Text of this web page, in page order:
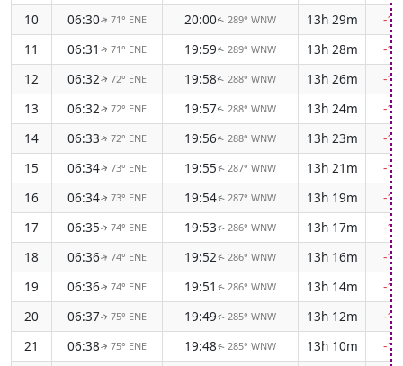
10
06:30↑71° ENE 20:00↑ 289° WNW 13h 29m
-
11
06:31 ↑71° ENE 19:59↑ 289° WNW 13h 28m
-
12
06:32↑72° ENE 19:58↑ 288° WNW 13h 26m
-
13
06:32↑72° ENE 19:57↑ 288° WNW 13h 24m
-
14
06:33↑72° ENE 19:56↑ 288° WNW 13h 23m
-
15
06:34↑73° ENE 19:55↑ 287° WNW 13h 21m
-
16
06:34↑73° ENE 19:54↑ 287° WNW 13h 19m
-
17
06:35↑ 74° ENE 19:53↑ 286° WNW 13h 17m
-
18
06:36↑ 74° ENE 19:52↑ 286° WNW 13h 16m
-
19
06:36↑ 74° ENE 19:51 ↑ 286° WNW 13h 14m
-
20
06:37↑ 75° ENE 19:49↑ 285° WNW 13h 12m
-
21
06:38↑ 75° ENE 19:48↑ 285° WNW 13h 10m
-